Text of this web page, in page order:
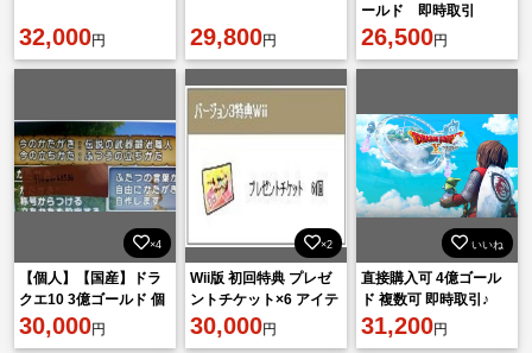
32,000円 29,800円
ールド 即時取引
26,500円
×4
【個人】【国産】ドラ
クエ10 3億ゴールド 個
人手動職人生産
30,000円
×2
Wii版 初回特典 プレゼ
ントチケット×6 アイテ
ムコード ドラゴンクエ
スト10 ドラクエ10
30,000円
いいね
直接購入可 4億ゴール
ド 複数可 即時取引♪
31,200円